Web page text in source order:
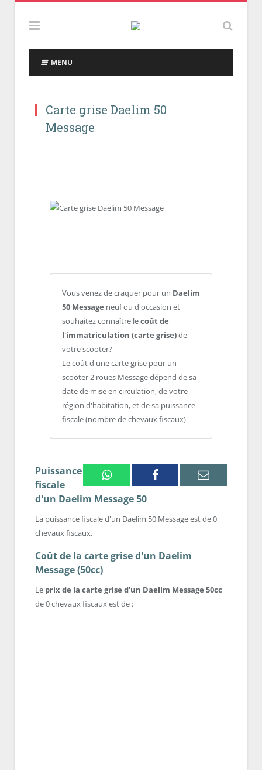
MENU
Carte grise Daelim 50
Message
Vous venez de craquer pour un Daelim
50 Message neuf ou d'occasion et
souhaitez connaître lecoût de
l'immatriculation (carte grise)de
votre scooter?
Le coût d'une carte grise pour un
scooter 2 roues Message dépend de sa
date de mise en circulation, de votre
région d'habitation, et de sa puissance
fiscale (nombre de chevaux fiscaux)
WhatsappFacebook Email
Puissance
fiscale
d'un Daelim Message 50
La puissance fiscale d'un Daelim 50 Message est de 0
chevaux fiscaux.
Coût de la carte grise d'un Daelim
Message (50cc)
Le prix de la carte grise d'un Daelim Message 50cc
de 0 chevaux fiscaux est de :